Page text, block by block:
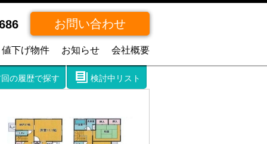
お問い合わせ
値下げ物件 お知らせ 会社概要
の履歴で探す 検討中リスト